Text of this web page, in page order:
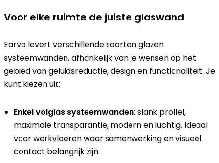
Voor elke ruimte de juiste glaswand
Earvo levert verschillende soorten glazen
systeemwanden, afhankelijk van je wensen op het
gebied van geluidsreductie, design en functionaliteit. Je
kunt kiezen uit:
Enkel volglas systeemwanden: slank profiel,
maximale transparantie, modern en luchtig. Ideaal
voor werkvloeren waar samenwerking en visueel
contact belangrijk zijn.